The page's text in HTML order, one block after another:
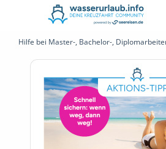
Hilfe bei Master-, Bachelor-,